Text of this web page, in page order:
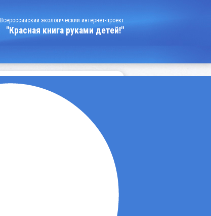
Всероссийский экологический интернет-проект
"Красная книга руками детей!"